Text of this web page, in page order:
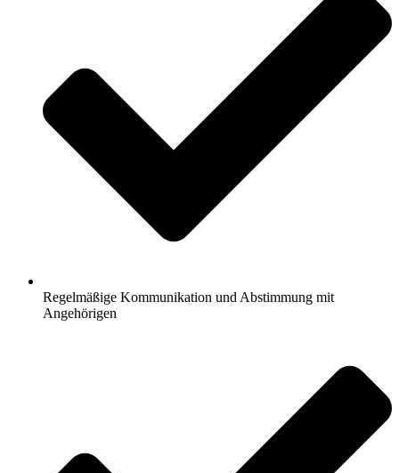
Regelmäßige Kommunikation und Abstimmung mit
Angehörigen